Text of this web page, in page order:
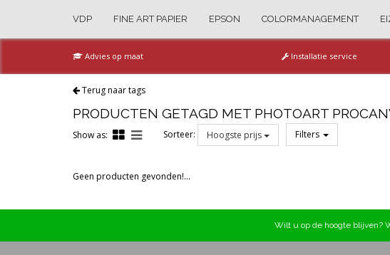
VDP FINE ART PAPIER EPSON COLORMANAGEMENT
Advies op maat Installatie service
Terug naar tags
PRODUCTEN GETAGD MET PHOTOART
Show as: Sorteer: Hoogste prijs Filters
Prijs
Geen producten gevonden!...
Wilt u op de hoogte blijven?